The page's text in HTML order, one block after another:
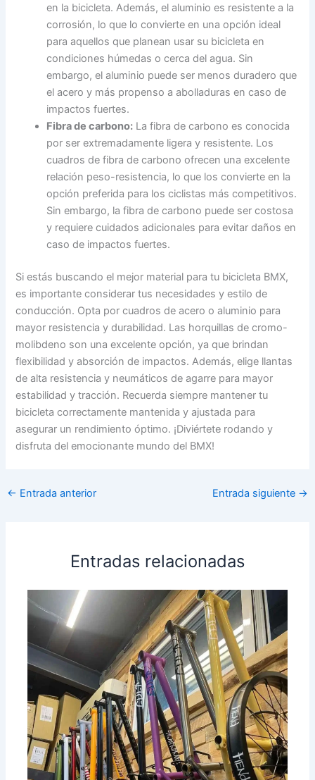
en la bicicleta. Además, el aluminio es resistente a la
corrosión, lo que lo convierte en una opción ideal
para aquellos que planean usar su bicicleta en
condiciones húmedas o cerca del agua. Sin
embargo, el aluminio puede ser menos duradero que
el acero y más propenso a abolladuras en caso de
impactos fuertes.
Fibra de carbono: La fibra de carbono es conocida
por ser extremadamente ligera y resistente. Los
cuadros de fibra de carbono ofrecen una excelente
relación peso-resistencia, lo que los convierte en la
opción preferida para los ciclistas más competitivos.
Sin embargo, la fibra de carbono puede ser costosa
y requiere cuidados adicionales para evitar daños en
caso de impactos fuertes.
Si estás buscando el mejor material para tu bicicleta BMX,
es importante considerar tus necesidades y estilo de
conducción. Opta por cuadros de acero o aluminio para
mayor resistencia y durabilidad. Las horquillas de cromo-
molibdeno son una excelente opción, ya que brindan
flexibilidad y absorción de impactos. Además, elige llantas
de alta resistencia y neumáticos de agarre para mayor
estabilidad y tracción. Recuerda siempre mantener tu
bicicleta correctamente mantenida y ajustada para
asegurar un rendimiento óptimo. ¡Diviértete rodando y
disfruta del emocionante mundo del BMX!
← Entrada anterior Entrada siguiente →
Entradas relacionadas